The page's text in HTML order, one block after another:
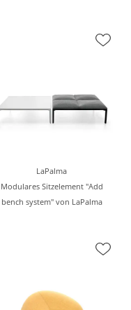
LaPalma
Modulares Sitzelement "Add
bench system" von LaPalma